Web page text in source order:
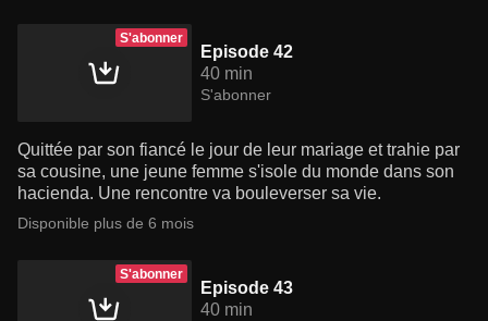
S'abonner
Episode 42
40 min
S'abonner
Quittée par son fiancé le jour de leur mariage et trahie par
sa cousine, une jeune femme s'isole du monde dans son
hacienda. Une rencontre va bouleverser sa vie.
Disponible plus de 6 mois
S'abonner
Episode 43
40 min